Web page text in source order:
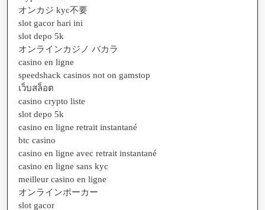
オンカジ kyc不要
slot gacor hari ini
slot depo 5k
オンラインカジノ バカラ
casino en ligne
speedshack casinos not on gamstop
เว็บสล็อต
casino crypto liste
slot depo 5k
casino en ligne retrait instantané
btc casino
casino en ligne avec retrait instantané
casino en ligne sans kyc
meilleur casino en ligne
オンラインポーカー
slot gacor